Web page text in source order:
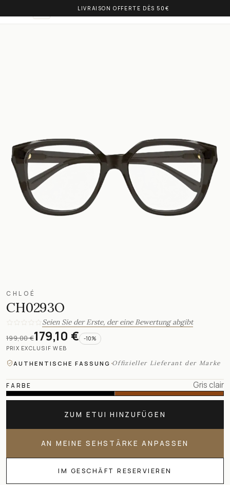
LIVRAISON OFFERTE DÈS 50€
OLIVIA BALM
CHLOÉ
CH0293O
Seien Sie der Erste, der eine Bewertung abgibt
199,00 €179,10 € -10%
PRIX EXCLUSIF WEB
AUTHENTISCHE FASSUNG ·Offizieller Lieferant der Marke
FARBE Gris clair
ZUM ETUI HINZUFÜGEN
AN MEINE SEHSTÄRKE ANPASSEN
IM GESCHÄFT RESERVIEREN